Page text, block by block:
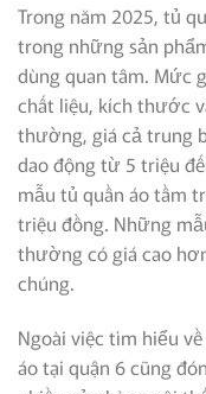
Trong năm 2025, tủ
trong những sản
dùng quan tâm. Mức
chất liệu, kích thước
thường, giá cả trung
dao động từ 5 triệu
mẫu tủ quần áo tầm
triệu đồng. Những
thường có giá cao
chúng.
Ngoài việc tìm hiểu
áo tại quận 6 cũng